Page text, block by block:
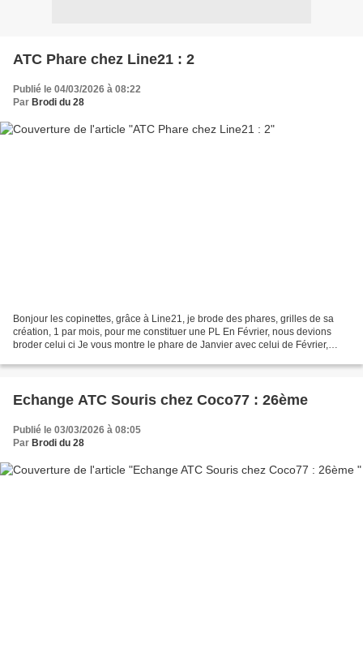
ATC Phare chez Line21 : 2
Publié le 04/03/2026 à 08:22
Par Brodi du 28
Bonjour les copinettes, grâce à Line21, je brode des phares, grilles de sa
création, 1 par mois, pour me constituer une PL En Février, nous devions
broder celui ci Je vous montre le phare de Janvier avec celui de Février,
Echange ATC Souris chez Coco77 : 26ème
Publié le 03/03/2026 à 08:05
Par Brodi du 28